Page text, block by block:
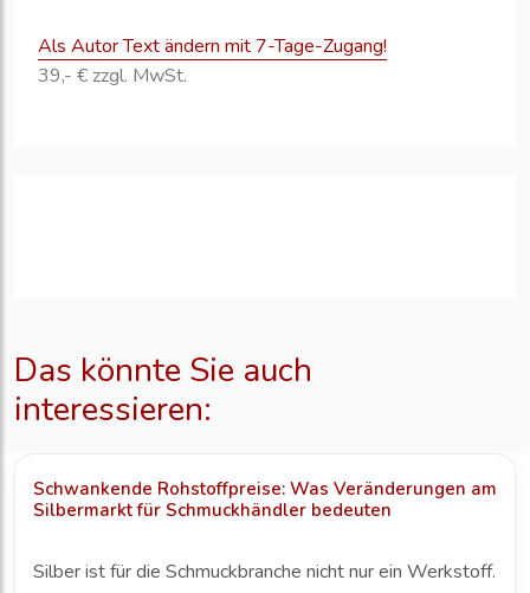
Als Autor Text ändern mit 7-Tage-Zugang!
39,- € zzgl. MwSt.
Das könnte Sie auch
interessieren:
Schwankende Rohstoffpreise: Was Veränderungen am
Silbermarkt für Schmuckhändler bedeuten
Silber ist für die Schmuckbranche nicht nur ein Werkstoff.